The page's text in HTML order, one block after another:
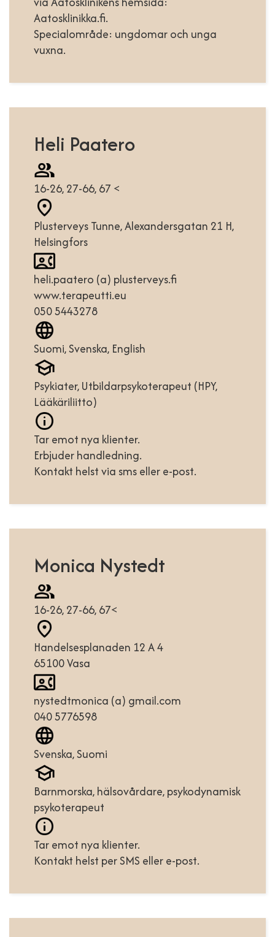
Aatosklinikka.fi.
Specialområde: ungdomar och unga
vuxna.
Heli Paatero
16-26, 27-66, 67 <
Plusterveys Tunne, Alexandersgatan 21 H,
Helsingfors
heli.paatero (a) plusterveys.fi
www.terapeutti.eu
050 5443278
Suomi, Svenska, English
Psykiater, Utbildarpsykoterapeut (HPY,
Lääkäriliitto)
Tar emot nya klienter.
Erbjuder handledning.
Kontakt helst via sms eller e-post.
Monica Nystedt
16-26, 27-66, 67<
Handelsesplanaden 12 A 4
65100 Vasa
nystedtmonica (a) gmail.com
040 5776598
Svenska, Suomi
Barnmorska, hälsovårdare, psykodynamisk
psykoterapeut
Tar emot nya klienter.
Kontakt helst per SMS eller e-post.